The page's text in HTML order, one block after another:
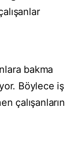
bakma
Böylece iş
çalışanların